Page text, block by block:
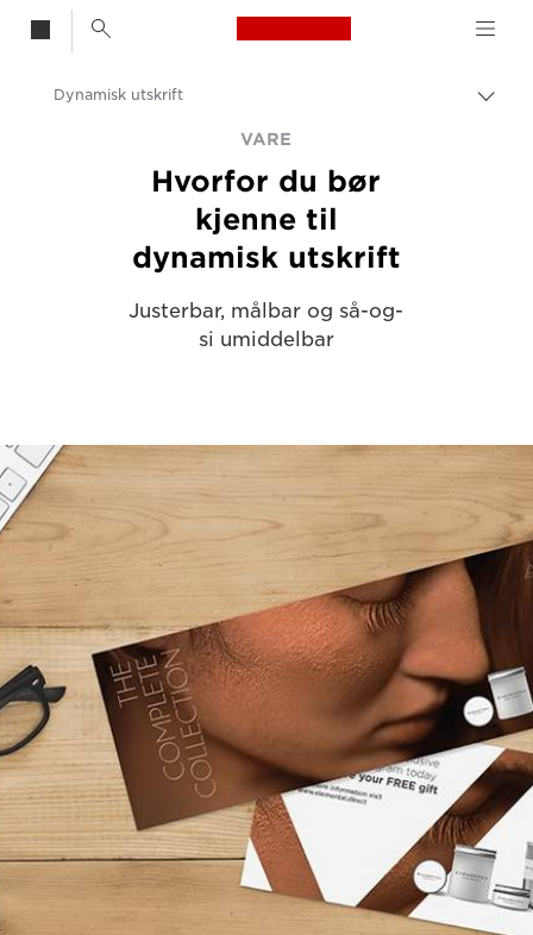
Canon Logo, back
Løsninger og tjenester
Artikler for bedrifter og profesjonelle
Dynamisk utskrift
VARE
Hvorfor du bør
kjenne til
dynamisk utskrift
Justerbar, målbar og så-og-
si umiddelbar